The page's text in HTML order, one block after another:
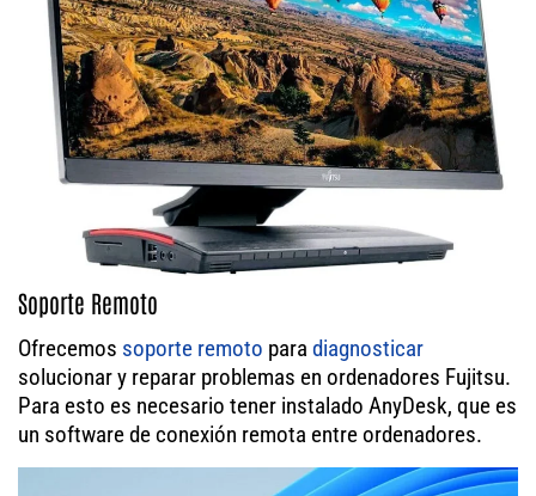
Soporte Remoto
Ofrecemos soporte remoto para diagnosticar
solucionar y reparar problemas en ordenadores Fujitsu.
Para esto es necesario tener instalado AnyDesk, que es
un software de conexión remota entre ordenadores.